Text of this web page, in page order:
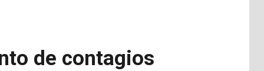
de contagios